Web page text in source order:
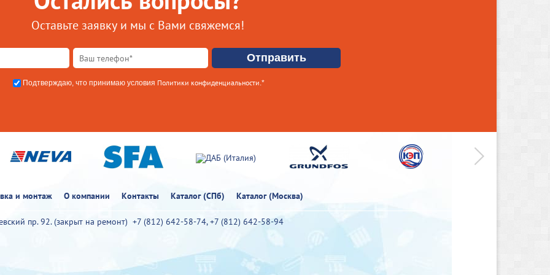
Оставьте заявку и мы с Вами свяжемся!
Подтверждаю, что принимаю условия Политики конфиденциальности.*
и монтаж О компании Контакты Каталог (СПб) Каталог (Москва)
пр. 92. (закрыт на ремонт) +7 (812) 642-58-74,+7 (812) 642-58-94